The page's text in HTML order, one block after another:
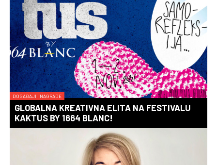
DOGAĐAJI I NAGRADE
GLOBALNA KREATIVNA ELITA NA FESTIVALU
KAKTUS BY 1664 BLANC!